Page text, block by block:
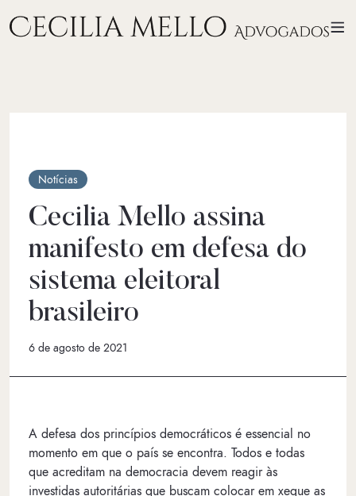
Notícias
Cecilia Mello assina
manifesto em defesa do
sistema eleitoral
brasileiro
6 de agosto de 2021
A defesa dos princípios democráticos é essencial no
momento em que o país se encontra. Todos e todas
que acreditam na democracia devem reagir às
investidas autoritárias que buscam colocar em xeque as